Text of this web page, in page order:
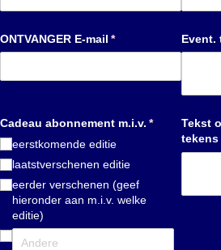
ONTVANGER E-mail *
(is vereist) Event.
Cadeau abonnement m.i.v. *
(is vereist)
eerstkomende editie
laatstverschenen editie
eerder verschenen (geef
hieronder aan m.i.v. welke
editie)
Tekst